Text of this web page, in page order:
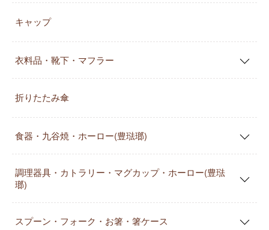
キャップ
衣料品・靴下・マフラー
折りたたみ傘
食器・九谷焼・ホーロー(豊琺瑯)
調理器具・カトラリー・マグカップ・ホーロー(豊琺
瑯)
スプーン・フォーク・お箸・箸ケース